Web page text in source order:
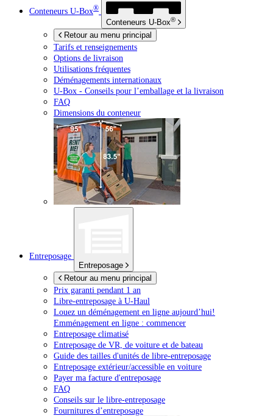
Conteneurs U-Box®
Conteneurs U-Box®
Retour au menu principal
Tarifs et renseignements
Options de livraison
Utilisations fréquentes
Déménagements internationaux
U-Box - Conseils pour l’emballage et la livraison
FAQ
Dimensions du conteneur
Entreposage
Entreposage
Retour au menu principal
Prix garanti pendant 1 an
Libre-entreposage à U-Haul
Louez un déménagement en ligne aujourd’hui!
Emménagement en ligne : commencer
Entreposage climatisé
Entreposage de VR, de voiture et de bateau
Guide des tailles d'unités de libre-entreposage
Entreposage extérieur/accessible en voiture
Payer ma facture d'entreposage
FAQ
Conseils sur le libre-entreposage
Fournitures d’entreposage